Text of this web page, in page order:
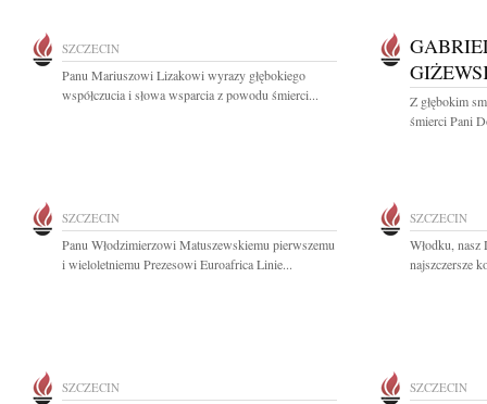
SZCZECIN
Panu Mariuszowi Lizakowi wyrazy głębokiego
współczucia i słowa wsparcia z powodu śmierci...
Z głębokim
śmierci Pani
SZCZECIN
Panu Włodzimierzowi Matuszewskiemu pierwszemu
i wieloletniemu Prezesowi Euroafrica Linie...
SZCZECIN
Włodku,
najszczersze
SZCZECIN SZCZECIN